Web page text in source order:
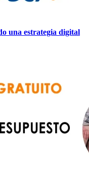
una estrategia digital